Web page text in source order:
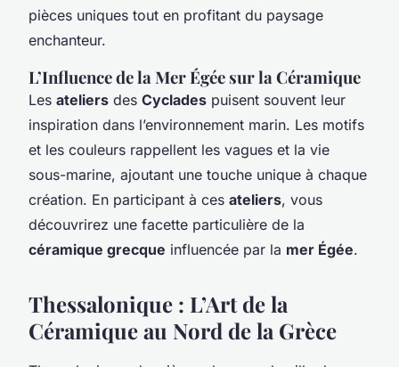
pièces uniques tout en profitant du paysage
enchanteur.
L’Influence de la Mer Égée sur la Céramique
Les ateliers des Cyclades puisent souvent leur
inspiration dans l’environnement marin. Les motifs
et les couleurs rappellent les vagues et la vie
sous-marine, ajoutant une touche unique à chaque
création. En participant à ces ateliers, vous
découvrirez une facette particulière de la
céramique grecque influencée par la mer Égée.
Thessalonique : L’Art de la
Céramique au Nord de la Grèce